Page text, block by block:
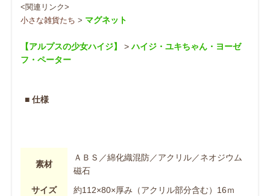
<関連リンク>
小さな雑貨たち > マグネット
【アルプスの少女ハイジ】 >ハイジ ・ユキちゃん ・ ヨーゼ
フ ・ペーター
■ 仕様
素材
ＡＢＳ／綿化織混防／アクリル／ネオジウム
磁石
サイズ
約112×80×厚み（アクリル部分含む）16ｍ